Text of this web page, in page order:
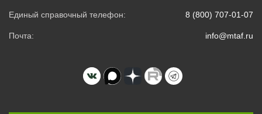
Единый справочный телефон: 8 (800) 707-01-07
Почта: info@mtaf.ru